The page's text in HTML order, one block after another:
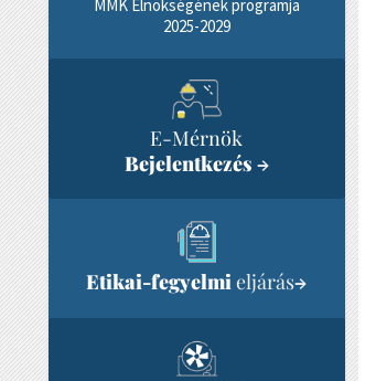
MMK Elnökségének programja
2025-2029
E-Mérnök
Bejelentkezés →
Etikai-fegyelmieljárás→